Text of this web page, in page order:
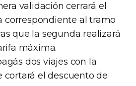
validación cerrará el
correspondiente al tramo
que la segunda realizará
máxima.
dos viajes con la
cortará el descuento de